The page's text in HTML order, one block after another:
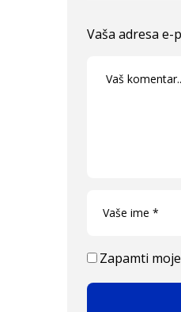
Vaša adresa e-
Zapamti